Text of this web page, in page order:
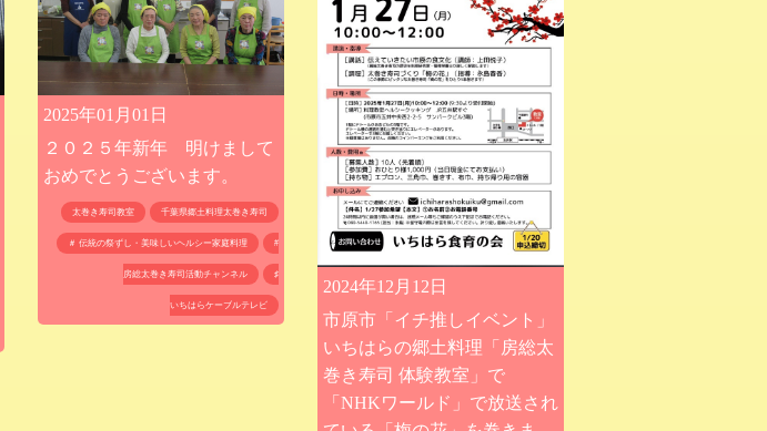
2025年01月01日
２０２５年新年 明けまして
おめでとうございます。
太巻き寿司教室 千葉県郷土料理太巻き寿司
＃ 伝統の祭ずし・美味しいヘルシー家庭料理 #
房総太巻き寿司活動チャンネル ♯
いちはらケーブルテレビ
2024年12月12日
市原市「イチ推しイベント」
いちはらの郷土料理「房総太
巻き寿司 体験教室」で
「NHKワールド」で放送され